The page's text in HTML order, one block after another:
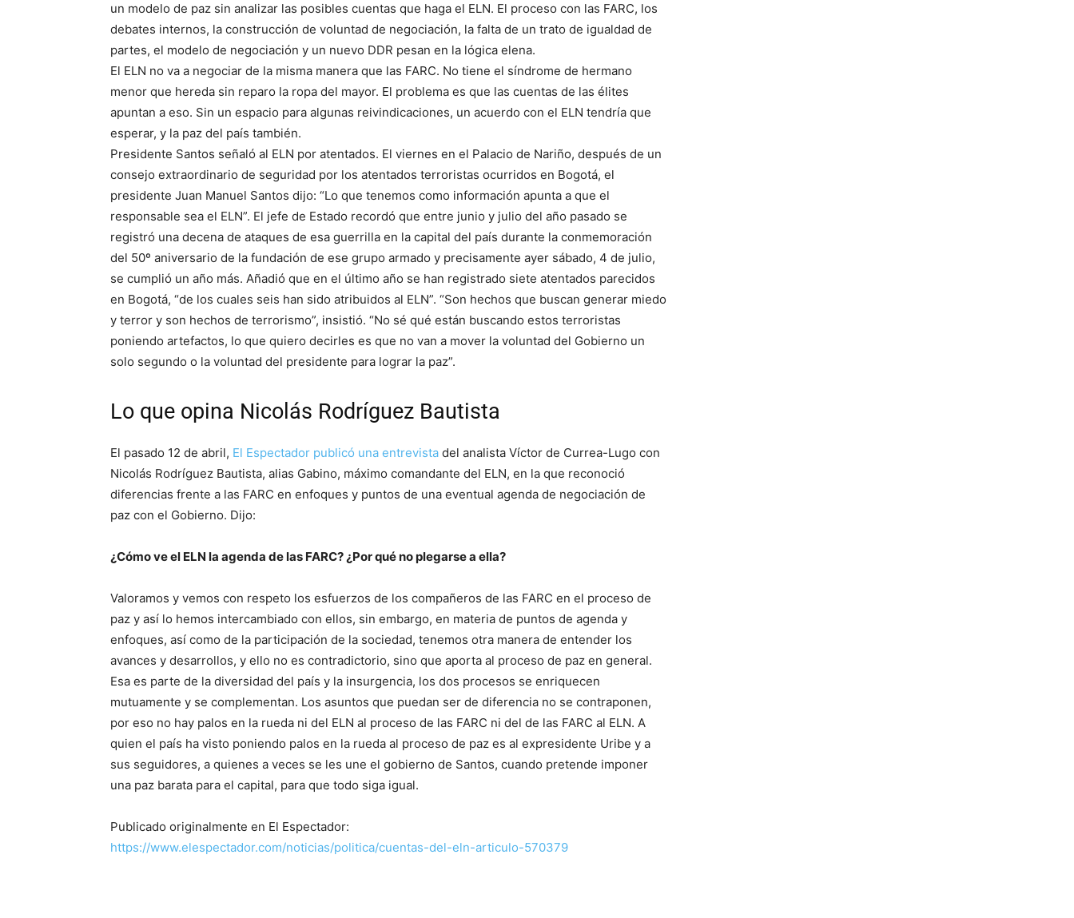
un modelo de paz sin analizar las posibles cuentas que haga el ELN. El proceso con las FARC, los
debates internos, la construcción de voluntad de negociación, la falta de un trato de igualdad de
partes, el modelo de negociación y un nuevo DDR pesan en la lógica elena.
El ELN no va a negociar de la misma manera que las FARC. No tiene el síndrome de hermano
menor que hereda sin reparo la ropa del mayor. El problema es que las cuentas de las élites
apuntan a eso. Sin un espacio para algunas reivindicaciones, un acuerdo con el ELN tendría que
esperar, y la paz del país también.
Presidente Santos señaló al ELN por atentados. El viernes en el Palacio de Nariño, después de un
consejo extraordinario de seguridad por los atentados terroristas ocurridos en Bogotá, el
presidente Juan Manuel Santos dijo: “Lo que tenemos como información apunta a que el
responsable sea el ELN”. El jefe de Estado recordó que entre junio y julio del año pasado se
registró una decena de ataques de esa guerrilla en la capital del país durante la conmemoración
del 50º aniversario de la fundación de ese grupo armado y precisamente ayer sábado, 4 de julio,
se cumplió un año más. Añadió que en el último año se han registrado siete atentados parecidos
en Bogotá, “de los cuales seis han sido atribuidos al ELN”. “Son hechos que buscan generar miedo
y terror y son hechos de terrorismo”, insistió. “No sé qué están buscando estos terroristas
poniendo artefactos, lo que quiero decirles es que no van a mover la voluntad del Gobierno un
solo segundo o la voluntad del presidente para lograr la paz”.
Lo que opina Nicolás Rodríguez Bautista
El pasado 12 de abril, El Espectador publicó una entrevista del analista Víctor de Currea-Lugo con
Nicolás Rodríguez Bautista, alias Gabino, máximo comandante del ELN, en la que reconoció
diferencias frente a las FARC en enfoques y puntos de una eventual agenda de negociación de
paz con el Gobierno. Dijo:
¿Cómo ve el ELN la agenda de las FARC? ¿Por qué no plegarse a ella?
Valoramos y vemos con respeto los esfuerzos de los compañeros de las FARC en el proceso de
paz y así lo hemos intercambiado con ellos, sin embargo, en materia de puntos de agenda y
enfoques, así como de la participación de la sociedad, tenemos otra manera de entender los
avances y desarrollos, y ello no es contradictorio, sino que aporta al proceso de paz en general.
Esa es parte de la diversidad del país y la insurgencia, los dos procesos se enriquecen
mutuamente y se complementan. Los asuntos que puedan ser de diferencia no se contraponen,
por eso no hay palos en la rueda ni del ELN al proceso de las FARC ni del de las FARC al ELN. A
quien el país ha visto poniendo palos en la rueda al proceso de paz es al expresidente Uribe y a
sus seguidores, a quienes a veces se les une el gobierno de Santos, cuando pretende imponer
una paz barata para el capital, para que todo siga igual.
Publicado originalmente en El Espectador:
https://www.elespectador.com/noticias/politica/cuentas-del-eln-articulo-570379